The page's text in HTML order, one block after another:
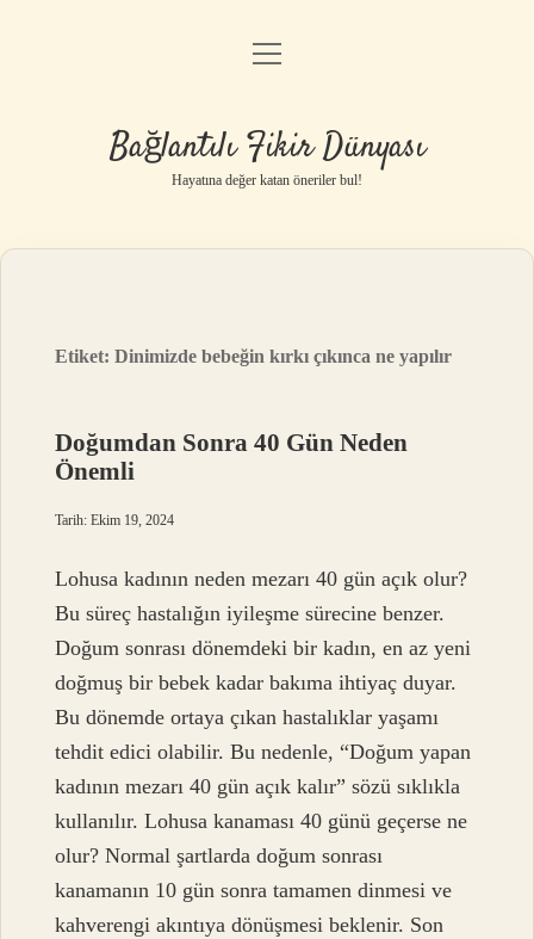
Anasayfa
Yasal Uyarı
menüyü
Bağlantılı Fikir Dünyası
Hayatına değer katan öneriler bul!
Etiket:Dinimizde bebeğin kırkı çıkınca ne yapılır
Doğumdan Sonra 40 Gün Neden
Önemli
Tarih: Ekim 19, 2024
Lohusa kadının neden mezarı 40 gün açık olur?
Bu süreç hastalığın iyileşme sürecine benzer.
Doğum sonrası dönemdeki bir kadın, en az yeni
doğmuş bir bebek kadar bakıma ihtiyaç duyar.
Bu dönemde ortaya çıkan hastalıklar yaşamı
tehdit edici olabilir. Bu nedenle, “Doğum yapan
kadının mezarı 40 gün açık kalır” sözü sıklıkla
kullanılır. Lohusa kanaması 40 günü geçerse ne
olur? Normal şartlarda doğum sonrası
kanamanın 10 gün sonra tamamen dinmesi ve
kahverengi akıntıya dönüşmesi beklenir. Son